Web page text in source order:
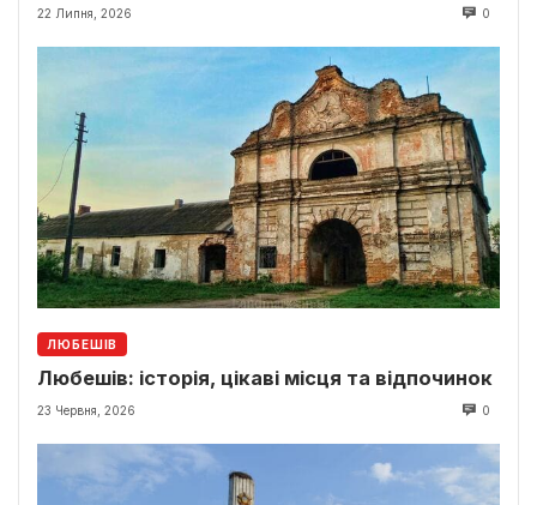
22 Липня, 2026 0
ЛЮБЕШІВ
Любешів: історія, цікаві місця та відпочинок
23 Червня, 2026 0